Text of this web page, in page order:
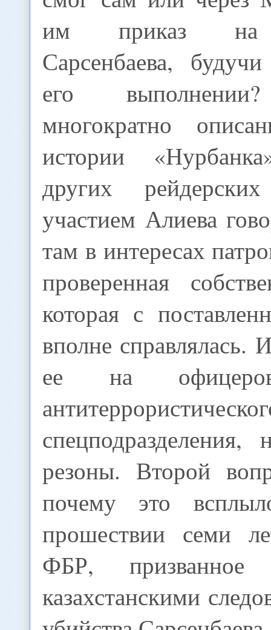
им приказ на
Сарсенбаева,
его
многократно
истории
других
участием Алиева
там в интересах
проверенная
которая с
вполне справлялась.
ее на
резоны. Второй
почему это
прошествии семи
ФБР,
казахстанскими